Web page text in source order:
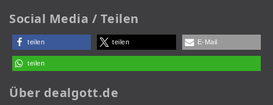
Social Media / Teilen
teilen teilen E-Mail
teilen
Über dealgott.de